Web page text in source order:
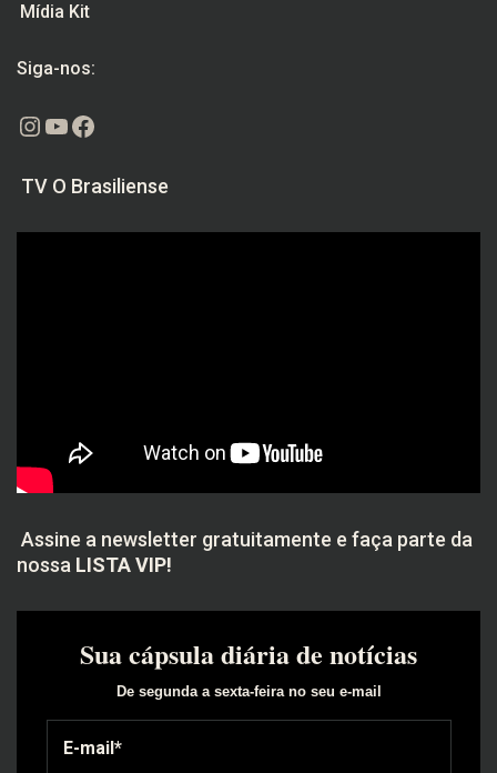
Mídia Kit
Siga-nos:
Instagram
Youtube
Facebook
TV O Brasiliense
Assine a newsletter gratuitamente e faça parte da
nossa LISTA VIP!
Sua cápsula diária de notícias
De segunda a sexta-feira no seu e-mail